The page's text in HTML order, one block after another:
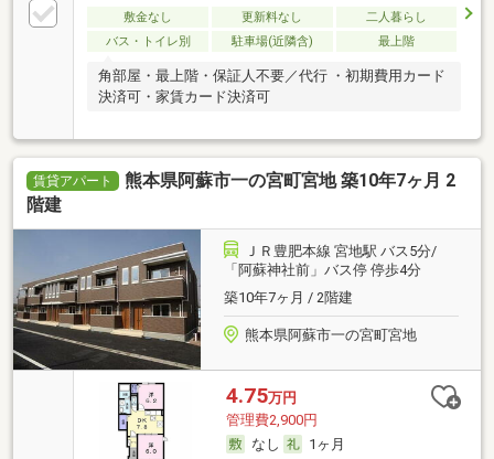
敷金なし 更新料なし
二人暮らし
バス・トイレ別
駐車場(近隣含) 最上階
角部屋・最上階・保証人不要／代行 ・初期費用カード
決済可・家賃カード決済可
賃貸アパート
熊本県阿蘇市一の宮町宮地 築10年7ヶ月 2
階建
ＪＲ豊肥本線 宮地駅 バス5分/
「阿蘇神社前」バス停 停歩4分
築10年7ヶ月 / 2階建
熊本県阿蘇市一の宮町宮地
4.75万円
管理費2,900円
なし
1ヶ月